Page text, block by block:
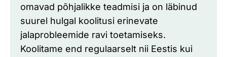
omavad põhjalikke teadmisi ja on läbinud
suurel hulgal koolitusi erinevate
jalaprobleemide ravi toetamiseks.
Koolitame end regulaarselt nii Eestis kui